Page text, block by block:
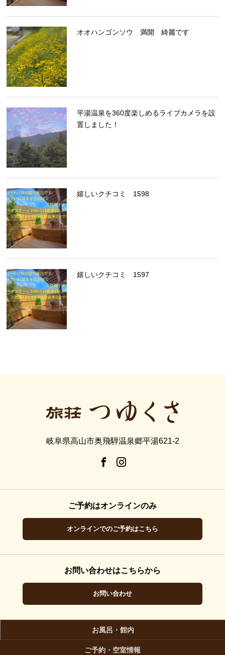
オオハンゴンソウ 満開 綺麗です
平湯温泉を360度楽しめるライブカメラを設
置しました！
嬉しいクチコミ 1598
嬉しいクチコミ 1597
岐阜県高山市奥飛騨温泉郷平湯621-2
ご予約はオンラインのみ
オンラインでのご予約はこちら
お問い合わせはこちらから
お問い合わせ
お風呂・館内
ご予約・空室情報